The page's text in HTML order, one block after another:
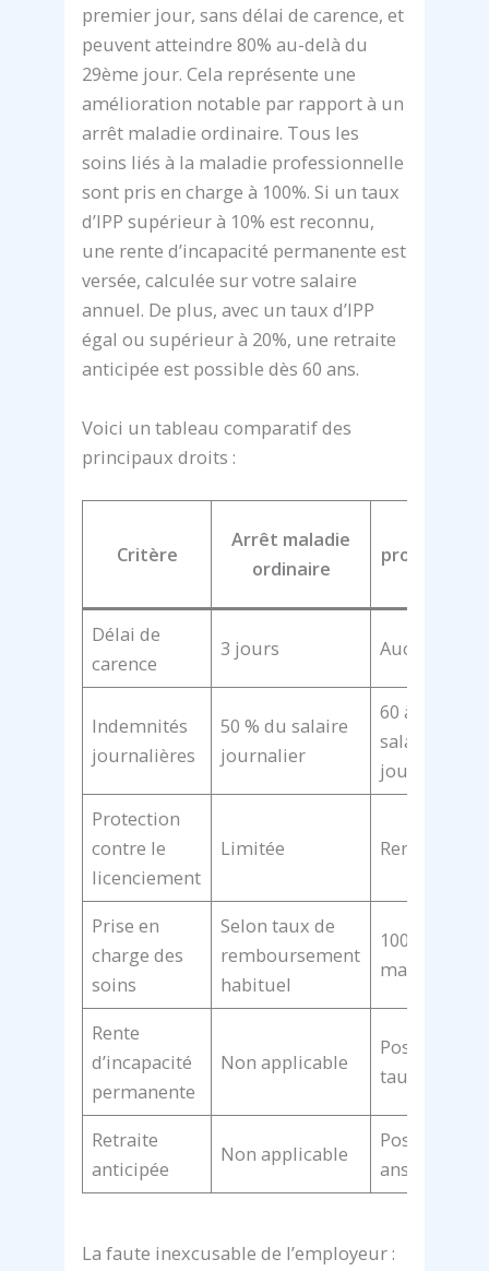
premier jour, sans délai de carence, et
peuvent atteindre 80% au-delà du
29ème jour. Cela représente une
amélioration notable par rapport à un
arrêt maladie ordinaire. Tous les
soins liés à la maladie professionnelle
sont pris en charge à 100%. Si un taux
d’IPP supérieur à 10% est reconnu,
une rente d’incapacité permanente est
versée, calculée sur votre salaire
annuel. De plus, avec un taux d’IPP
égal ou supérieur à 20%, une retraite
anticipée est possible dès 60 ans.
Voici un tableau comparatif des
principaux droits :
Critère
Arrêt maladie
ordinaire
Délai de
carence
3 jours Aucun
Indemnités
journalières
50 % du salaire
journalier
60 à 80 % du
salaire
journalier
Protection
contre le
licenciement
Limitée Renforcée
Prise en
charge des
soins
Selon taux de
remboursement
habituel
100 % (liés à
maladie pro)
Rente
d’incapacité
permanente
Non applicable
Possible
taux d’IPP
Retraite
anticipée
Non applicable
Possible dès
ans (IPP ≥
La faute inexcusable de l’employeur :